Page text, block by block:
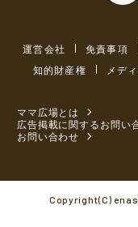
運営会社 免責事項
知的財産権
メデ
ママ広場とは
広告掲載に関するお問い
お問い合わせ
Copyright(C)